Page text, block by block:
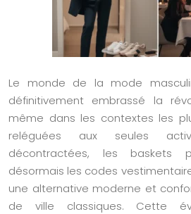
Le monde de la mode
définitivement embrassé la
même dans les contextes les
reléguées aux seules
décontractées, les baskets
désormais les codes
une alternative moderne et
de ville classiques. Cette